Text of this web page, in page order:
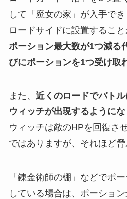
して「魔女の家」が入手でき
ロードサイドに設置すること
ポーション最大数が1つ減る
びにポーションを1つ受け取
また、 近くのロードでバト
ウィッチが出現するようにな
ウィッチは敵のHPを回復さ
ではありますが、それほど脅
「錬金術師の棚」などでポ
している場合は、ポーショ